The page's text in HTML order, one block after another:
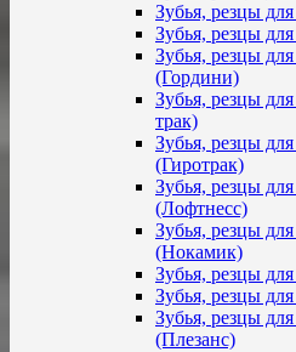
Зубья, резцы
Зубья, резцы
Зубья, резцы
(Гордини)
Зубья, резцы
трак)
Зубья, резцы
(Гиротрак)
Зубья, резцы
(Лофтнесс)
Зубья, резцы
(Нокамик)
Зубья, резцы
Зубья, резцы
Зубья, резцы
(Плезанс)